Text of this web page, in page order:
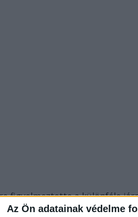
Az Ön adatainak védelme
figyelmeztette a különféle
tart, sokan ezt nem